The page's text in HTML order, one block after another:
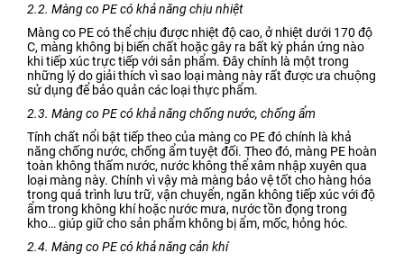
2.2. Màng co PE có khả năng chịu nhiệt
Màng co PE có thể chịu được nhiệt độ cao, ở nhiệt dưới 170 độ
C, màng không bị biến chất hoặc gây ra bất kỳ phản ứng nào
khi tiếp xúc trực tiếp với sản phẩm. Đây chính là một trong
những lý do giải thích vì sao loại màng này rất được ưa chuộng
sử dụng để bảo quản các loại thực phẩm.
2.3. Màng co PE có khả năng chống nước, chống ẩm
Tính chất nổi bật tiếp theo của màng co PE đó chính là khả
năng chống nước, chống ẩm tuyệt đối. Theo đó, màng PE hoàn
toàn không thấm nước, nước không thể xâm nhập xuyên qua
loại màng này. Chính vì vậy mà màng bảo vệ tốt cho hàng hóa
trong quá trình lưu trữ, vận chuyển, ngăn không tiếp xúc với độ
ẩm trong không khí hoặc nước mưa, nước tồn đọng trong
kho… giúp giữ cho sản phẩm không bị ẩm, mốc, hỏng hóc.
2.4. Màng co PE có khả năng cản khí